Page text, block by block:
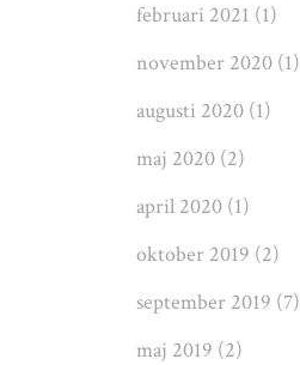
februari 2021 (1)
november 2020 (1)
augusti 2020 (1)
maj 2020 (2)
april 2020 (1)
oktober 2019 (2)
september 2019 (7)
maj 2019 (2)